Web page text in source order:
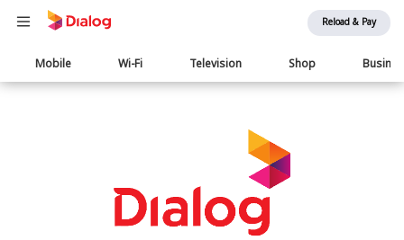
Reload & Pay
Main
navigation
Mobile Wi-Fi Television Shop